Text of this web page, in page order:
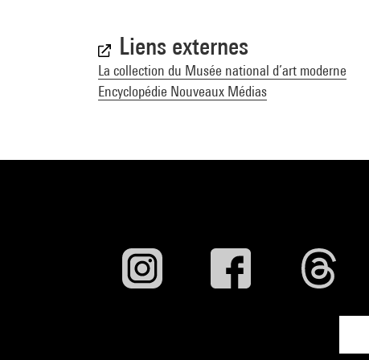
Liens externes
La collection du Musée national d’art moderne
Encyclopédie Nouveaux Médias